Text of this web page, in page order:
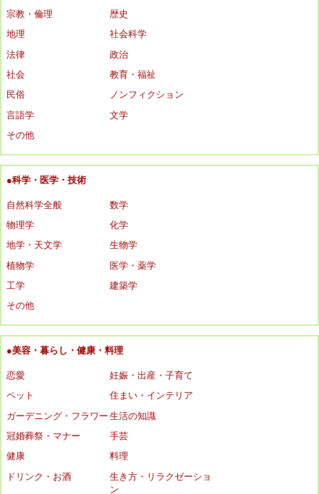
宗教・倫理
歴史
地理
社会科学
法律
政治
社会
教育・福祉
民俗
ノンフィクション
言語学
文学
その他
●科学・医学・技術
自然科学全般
数学
物理学
化学
地学・天文学
生物学
植物学
医学・薬学
工学
建築学
その他
●美容・暮らし・健康・料理
恋愛
妊娠・出産・子育て
ペット
住まい・インテリア
ガーデニング・フラワー 生活の知識
冠婚葬祭・マナー
手芸
健康
料理
ドリンク・お酒
生き方・リラクゼーショ
ン